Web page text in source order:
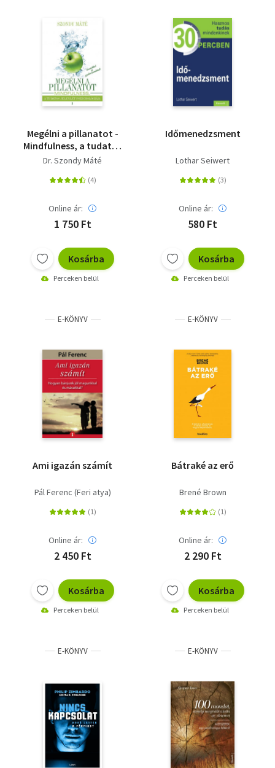
Megélni a pillanatot -
Mindfulness, a tudatos
jelenlét pszichológiája
Dr. Szondy Máté
Online ár:
1 750 Ft
Kosárba
Perceken belül
Időmenedzsment
Lothar Seiwert
Online ár:
580 Ft
Kosárba
Perceken belül
E-KÖNYV
Ami igazán számít
Pál Ferenc (Feri atya)
Online ár:
2 450 Ft
Kosárba
Perceken belül
E-KÖNYV
Bátraké az erő
Brené Brown
Online ár:
2 290 Ft
Kosárba
Perceken belül
E-KÖNYV E-KÖNYV